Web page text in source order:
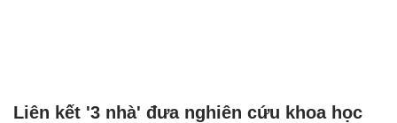
Liên kết '3 nhà' đưa nghiên cứu khoa học